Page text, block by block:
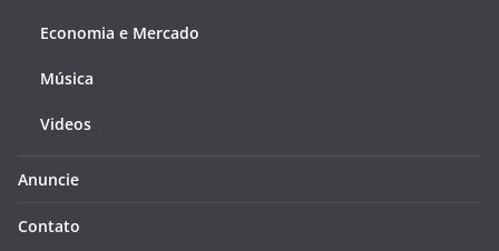
Economia e Mercado
Música
Videos
Anuncie
Contato